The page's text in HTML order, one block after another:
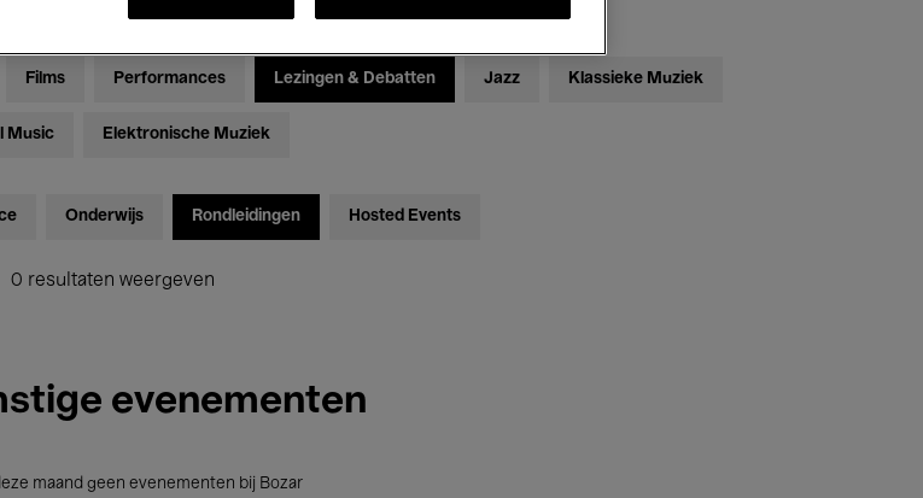
Films Performances Lezingen & Debatten Jazz Klassieke Muziek
Music Elektronische Muziek
Onderwijs Rondleidingen Hosted Events
0 resultaten weergeven
evenementen
maand geen evenementen bij Bozar